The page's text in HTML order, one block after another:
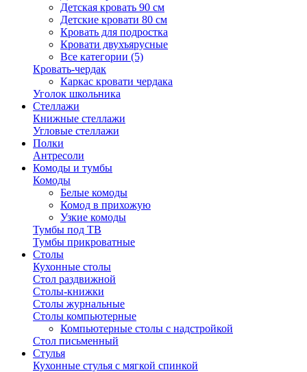
Детская кровать 90 см
Детские кровати 80 см
Кровать для подростка
Кровати двухъярусные
Все категории (5)
Кровать-чердак
Каркас кровати чердака
Уголок школьника
Стеллажи
Книжные стеллажи
Угловые стеллажи
Полки
Антресоли
Комоды и тумбы
Комоды
Белые комоды
Комод в прихожую
Узкие комоды
Тумбы под ТВ
Тумбы прикроватные
Столы
Кухонные столы
Стол раздвижной
Столы-книжки
Столы журнальные
Столы компьютерные
Компьютерные столы с надстройкой
Стол письменный
Стулья
Кухонные стулья с мягкой спинкой